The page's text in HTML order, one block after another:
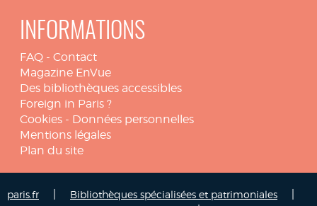
INFORMATIONS
FAQ - Contact
Magazine EnVue
Des bibliothèques accessibles
Foreign in Paris ?
Cookies - Données personnelles
Mentions légales
Plan du site
paris.fr Bibliothèques spécialisées et patrimoniales